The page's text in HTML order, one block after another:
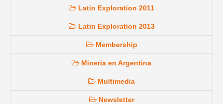
Latin Exploration 2011
Latin Exploration 2013
Membership
Mineria en Argentina
Multimedia
Newsletter